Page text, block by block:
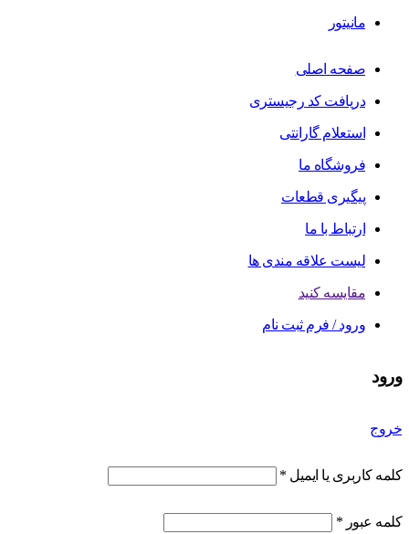
مانیتور
صفحه اصلی
دریافت کد رجیستری
استعلام گارانتی
فروشگاه ما
پیگیری قطعات
ارتباط با ما
لیست علاقه مندی ها
مقایسه کنید
ورود / فرم ثبت نام
ورود
خروج
کلمه کاربری یا ایمیل *
کلمه عبور *